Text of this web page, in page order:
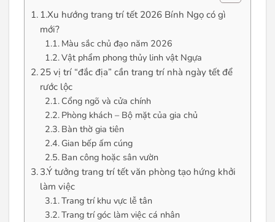
1.Xu hướng trang trí tết 2026 Bính Ngọ có gì
mới?
Màu sắc chủ đạo năm 2026
Vật phẩm phong thủy linh vật Ngựa
25 vị trí “đắc địa” cần trang trí nhà ngày tết để
rước lộc
Cổng ngõ và cửa chính
Phòng khách – Bộ mặt của gia chủ
Bàn thờ gia tiên
Gian bếp ấm cúng
Ban công hoặc sân vườn
3.Ý tưởng trang trí tết văn phòng tạo hứng khởi
làm việc
Trang trí khu vực lễ tân
Trang trí góc làm việc cá nhân